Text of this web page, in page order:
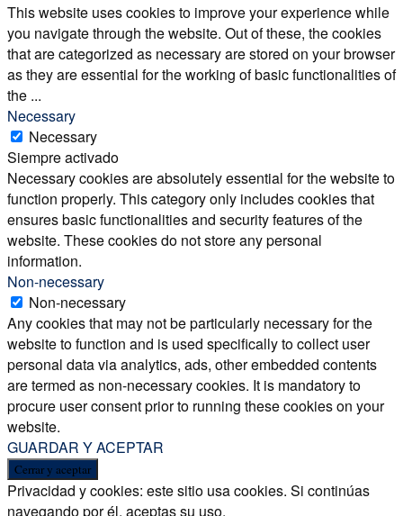
This website uses cookies to improve your experience while
you navigate through the website. Out of these, the cookies
that are categorized as necessary are stored on your browser
as they are essential for the working of basic functionalities of
the ...
Necessary
Necessary
Siempre activado
Necessary cookies are absolutely essential for the website to
function properly. This category only includes cookies that
ensures basic functionalities and security features of the
website. These cookies do not store any personal
information.
Non-necessary
Non-necessary
Any cookies that may not be particularly necessary for the
website to function and is used specifically to collect user
personal data via analytics, ads, other embedded contents
are termed as non-necessary cookies. It is mandatory to
procure user consent prior to running these cookies on your
website.
GUARDAR Y ACEPTAR
Privacidad y cookies: este sitio usa cookies. Si continúas
navegando por él, aceptas su uso.